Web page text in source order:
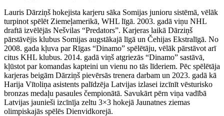
Lauris Dārziņš hokejista karjeru sāka Somijas junioru sistēmā, vēlāk
turpinot spēlēt Ziemeļamerikā, WHL līgā. 2003. gadā viņu NHL
draftā izvēlējās Nešvilas “Predators”. Karjeras laikā Dārziņš
pārstāvējis klubus Somijas augstākajā līgā un Čehijas Ekstralīgā. No
2008. gada kļuva par Rīgas “Dinamo” spēlētāju, vēlāk pārstāvot arī
citus KHL klubus. 2014. gadā viņš atgriezās “Dinamo” sastāvā,
kļūstot par komandas kapteini un vienu no tās līderiem. Pēc spēlētāja
karjeras beigām Dārziņš pievērsās trenera darbam un 2023. gadā kā
Harija Vītoliņa asistents palīdzēja Latvijas izlasei izcīnīt vēsturisko
bronzas medaļu pasaules čempionātā. Savukārt pērn viņa vadībā
Latvijas jaunieši izcīnīja zeltu 3×3 hokejā Jaunatnes ziemas
olimpiskajās spēlēs Dienvidkorejā.